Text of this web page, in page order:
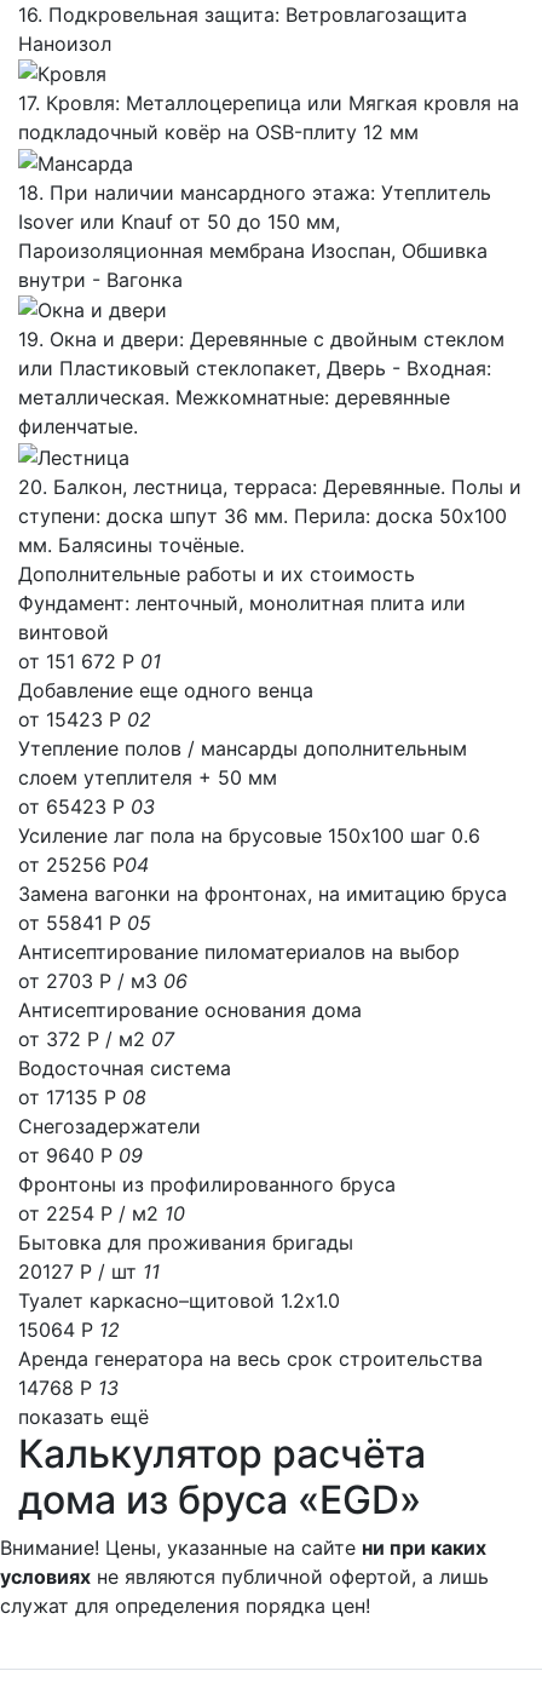
16. Подкровельная защита: Ветровлагозащита
Наноизол
17. Кровля: Металлоцерепица или Мягкая кровля на
подкладочный ковёр на OSB-плиту 12 мм
18. При наличии мансардного этажа: Утеплитель
Isover или Knauf от 50 до 150 мм,
Пароизоляционная мембрана Изоспан, Обшивка
внутри - Вагонка
19. Окна и двери: Деревянные с двойным стеклом
или Пластиковый стеклопакет, Дверь - Входная:
металлическая. Межкомнатные: деревянные
филенчатые.
20. Балкон, лестница, терраса: Деревянные. Полы и
ступени: доска шпут 36 мм. Перила: доска 50х100
мм. Балясины точёные.
Дополнительные работы и их стоимость
Фундамент: ленточный, монолитная плита или
винтовой
от 151 672 Р 01
Добавление еще одного венца
от 15423 Р 02
Утепление полов / мансарды дополнительным
слоем утеплителя + 50 мм
от 65423 Р 03
Усиление лаг пола на брусовые 150х100 шаг 0.6
от 25256 Р04
Замена вагонки на фронтонах, на имитацию бруса
от 55841 Р 05
Антисептирование пиломатериалов на выбор
от 2703 Р / м3 06
Антисептирование основания дома
от 372 Р / м2 07
Водосточная система
от 17135 Р 08
Снегозадержатели
от 9640 Р 09
Фронтоны из профилированного бруса
от 2254 Р / м2 10
Бытовка для проживания бригады
20127 Р / шт 11
Туалет каркасно–щитовой 1.2х1.0
15064 Р 12
Аренда генератора на весь срок строительства
14768 Р 13
показать ещё
Калькулятор расчёта
дома из бруса «EGD»
Внимание! Цены, указанные на сайте ни при каких
условиях не являются публичной офертой, а лишь
служат для определения порядка цен!